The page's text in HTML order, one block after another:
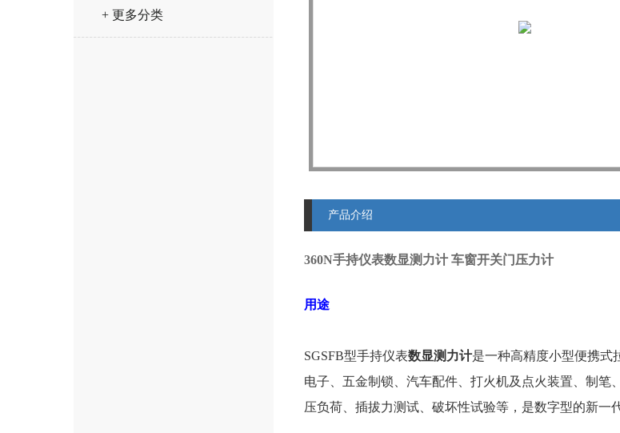
+ 更多分类
产品介绍
360N手持仪表数显测力计 车窗开关门压力计
用途
SGSFB型手持仪表数显测力计是一种高精度小型便携式
电子、五金制锁、汽车配件、打火机及点火装置、制
压负荷、插拔力测试、破坏性试验等，是数字型的新一